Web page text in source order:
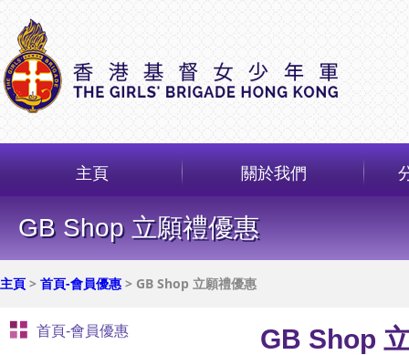
主頁 關於我們
GB Shop 立願禮優惠
主頁 > 首頁-會員優惠 > GB Shop 立願禮優惠
首頁-會員優惠 GB Shop